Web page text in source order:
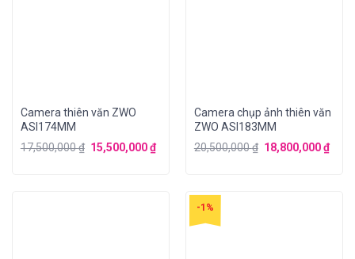
Camera thiên văn ZWO
ASI174MM
17,500,000₫ 15,500,000₫
Camera chụp ảnh thiên văn
ZWO ASI183MM
20,500,000₫ 18,800,000₫
-1%